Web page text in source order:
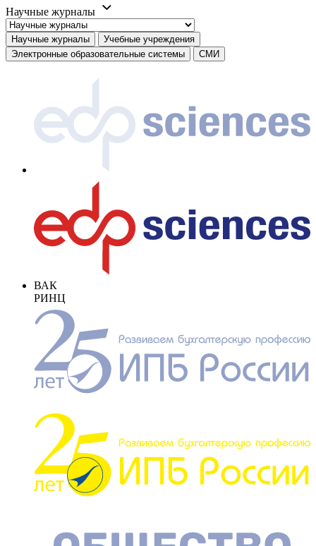
Научные журналы
Научные журналы
Учебные учреждения
Электронные образовательные системы
СМИ
ВАК
РИНЦ